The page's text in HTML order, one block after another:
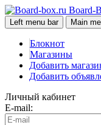
Board-
Left menu bar Main
Блокнот
Магазины
Добавить
Добавить
Личный кабинет
E-mail: